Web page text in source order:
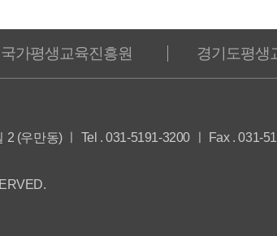
국가평생교육진흥원 경기도평생
2 (우만동)
ㅣ Tel . 031-5191-3200 ㅣ Fax . 031-